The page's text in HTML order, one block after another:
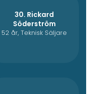
30. Rickard
Söderström
52 år, Teknisk Säljare